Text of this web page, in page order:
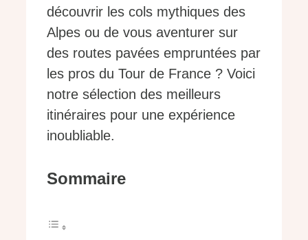
découvrir les cols mythiques des
Alpes ou de vous aventurer sur
des routes pavées empruntées par
les pros du Tour de France ? Voici
notre sélection des meilleurs
itinéraires pour une expérience
inoubliable.
Sommaire